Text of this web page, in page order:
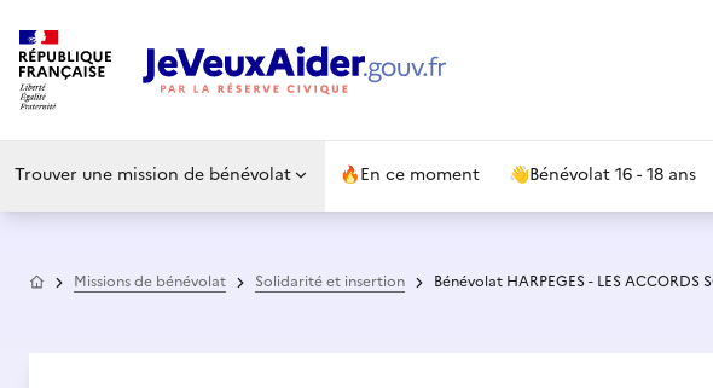
Trouver une mission de bénévolat 🔥En ce moment 👋Bénévolat 16 - 18 ans
AccueilMissions de bénévolat Solidarité et insertion Bénévolat HARPEGES - LES ACCORDS